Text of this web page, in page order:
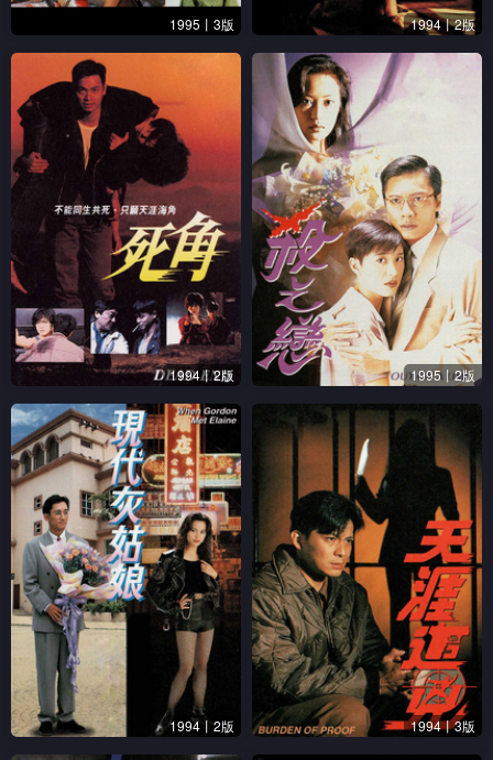
1995丨3版 1994丨2版
1994丨2版 1995丨2版
1994丨2版 1994丨3版